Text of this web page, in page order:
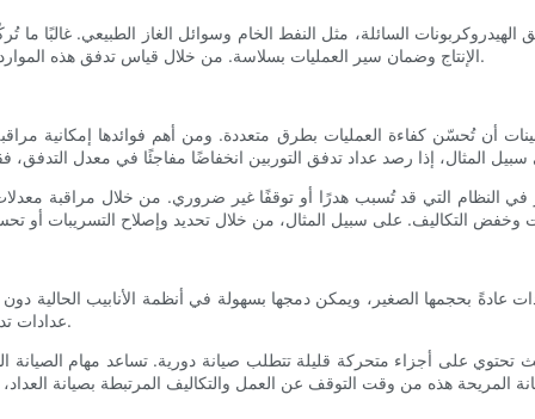
السائلة، مثل النفط الخام وسوائل الغاز الطبيعي. غالبًا
الإنتاج وضمان سير العمليات بسلاسة. من خلال قياس تدفق هذه الموارد القيّمة بدقة، يمكن للشركات تحسين عمليات إنتاجها وتعظيم ربحيتها.
أن تُحسّن كفاءة العمليات بطرق متعددة. ومن أهم فوائدها إمكانية
في النظام التي قد تُسبب هدرًا أو توقفًا غير ضروري. من خلال مراقبة
عادةً بحجمها الصغير، ويمكن دمجها بسهولة في أنظمة الأنابيب
عدادات تدفق التوربينات بسرعة ودون تعطيل عملياتها، مما يوفر الوقت والمال.
تحتوي على أجزاء متحركة قليلة تتطلب صيانة دورية. تساعد مهام